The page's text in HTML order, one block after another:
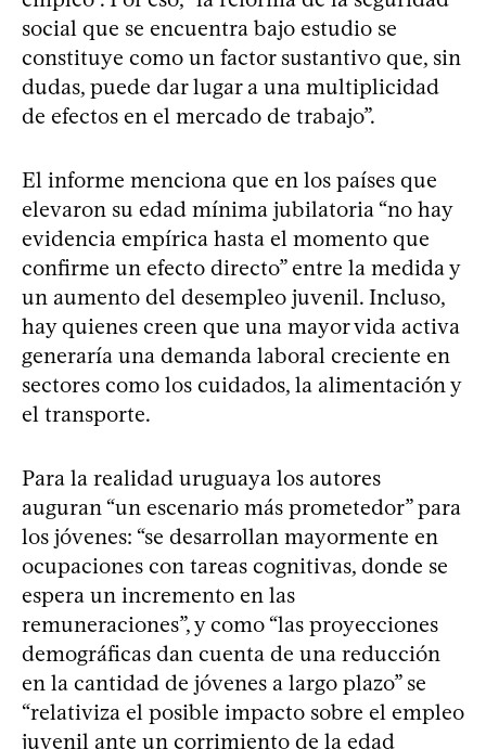
social que se encuentra bajo estudio se
constituye como un factor sustantivo que, sin
dudas, puede dar lugar a una multiplicidad
de efectos en el mercado de trabajo”.
El informe menciona que en los países que
elevaron su edad mínima jubilatoria “no hay
evidencia empírica hasta el momento que
confirme un efecto directo” entre la medida y
un aumento del desempleo juvenil. Incluso,
hay quienes creen que una mayor vida activa
generaría una demanda laboral creciente en
sectores como los cuidados, la alimentación y
el transporte.
Para la realidad uruguaya los autores
auguran “un escenario más prometedor” para
los jóvenes: “se desarrollan mayormente en
ocupaciones con tareas cognitivas, donde se
espera un incremento en las
remuneraciones”, y como “las proyecciones
demográficas dan cuenta de una reducción
en la cantidad de jóvenes a largo plazo” se
“relativiza el posible impacto sobre el empleo
juvenil ante un corrimiento de la edad